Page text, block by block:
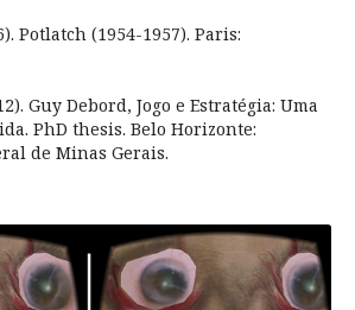
Potlatch (1954-1957). Paris:
Guy Debord, Jogo e Estratégia: Uma
PhD thesis. Belo Horizonte:
de Minas Gerais.